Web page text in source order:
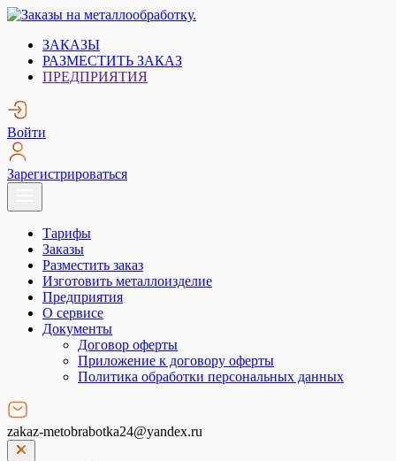
Skip
content
Заказы на металлообработку.
Металлообработка. Открытые заказы на металлообработку.
ЗАКАЗЫ
РАЗМЕСТИТЬ ЗАКАЗ
ПРЕДПРИЯТИЯ
Войти
Зарегистрироваться
Тарифы
Заказы
Разместить заказ
Изготовить металлоизделие
Предприятия
О сервисе
Документы
Договор оферты
Приложение к договору оферты
Политика обработки персональных данных
zakaz-metobrabotka24@yandex.ru